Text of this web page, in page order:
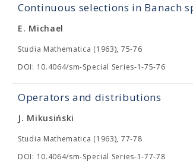
Continuous selections in Banach
E. Michael
Studia Mathematica (1963), 75-76
DOI: 10.4064/sm-Special Series-1-75-76
Operators and distributions
J. Mikusiński
Studia Mathematica (1963), 77-78
DOI: 10.4064/sm-Special Series-1-77-78